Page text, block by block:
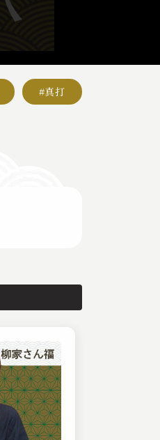
#真打